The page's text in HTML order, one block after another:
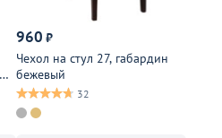
960 ₽
Чехол на стул 27, габардин
бежевый
32